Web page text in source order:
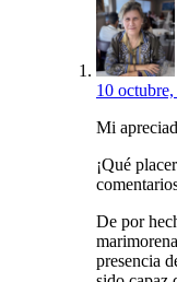
10
Mi
¡Qué
De por
presencia